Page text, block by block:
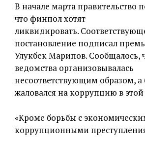
В начале марта правительство
что финпол хотят
ликвидировать.
постановление подписал
Улукбек Марипов. Сообщалось,
ведомства организовывалась
несоответствующим образом, а
жаловался на коррупцию в этой
«Кроме борьбы с
коррупционными